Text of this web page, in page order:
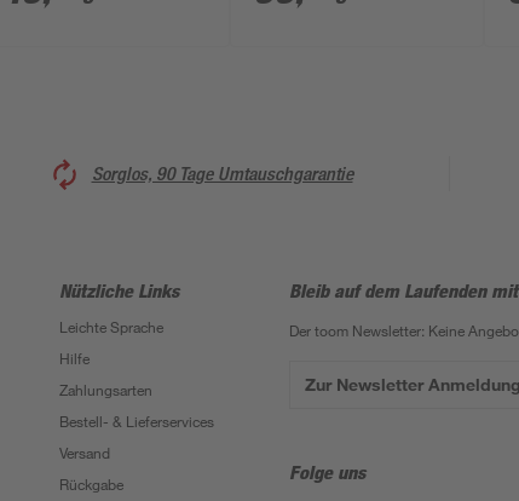
Pendelbrause
Sorglos, 90 Tage Umtauschgarantie
Nützliche Links
Leichte Sprache
Hilfe
Zahlungsarten
Bestell- & Lieferservices
Versand
Rückgabe
Bleib auf dem Laufenden
Der toom Newsletter: Keine
Zur Newsletter Anmeldung
Folge uns